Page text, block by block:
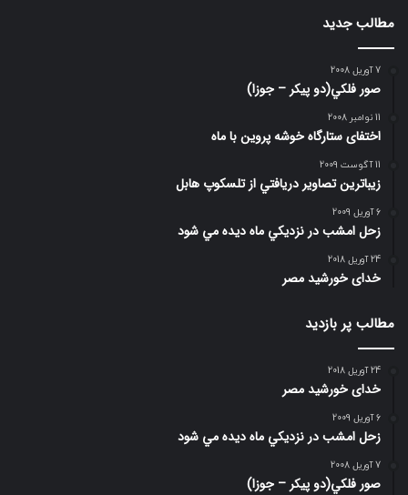
مطالب جدید
7 آوریل 2008
صور فلكي(دو پیکر – جوزا)
11 نوامبر 2008
اختفای ستارگاه خوشه پروین با ماه
11 آگوست 2009
زيباترين تصاوير دريافتي از تلسكوپ هابل
6 آوریل 2009
زحل امشب در نزديكي ماه ديده مي شود
24 آوریل 2018
خدای خورشید مصر
مطالب پر بازدید
24 آوریل 2018
خدای خورشید مصر
6 آوریل 2009
زحل امشب در نزديكي ماه ديده مي شود
7 آوریل 2008
صور فلكي(دو پیکر – جوزا)